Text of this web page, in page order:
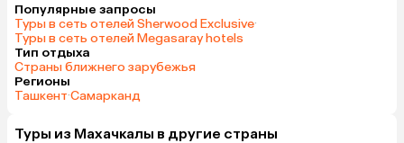
Популярные запросы
Туры в сеть отелей Sherwood Exclusive·
Туры в сеть отелей Megasaray hotels
Тип отдыха
Страны ближнего зарубежья
Регионы
Ташкент·Самарканд
Туры из Махачкалы в другие страны